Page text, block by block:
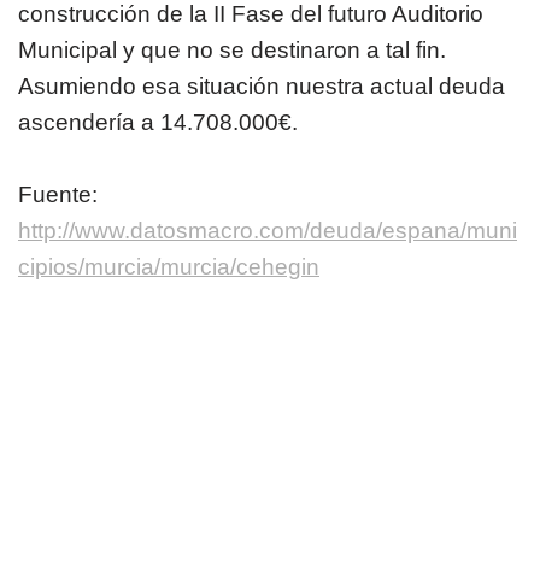
construcción de la II Fase del futuro Auditorio
Municipal y que no se destinaron a tal fin.
Asumiendo esa situación nuestra actual deuda
ascendería a 14.708.000€.
Fuente:
http://www.datosmacro.com/deuda/espana/muni
cipios/murcia/murcia/cehegin